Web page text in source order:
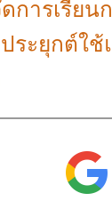
การเรียน
ระยุกต์ใ